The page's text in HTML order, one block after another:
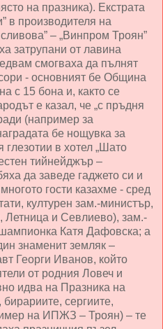
на празника). Екстрата
в производителя на
– „Винпром Троян”
затрупани от лавина
смогваха да пълнят
- основният бе Община
с 15 бона и, както се
е казал, че „с пръдня
(например за
бе нощувка за
в хотел „Шато
тийнейджър –
да заведе гаджето си и
гости казахме - сред
културен зам.-министър,
Летница и Севлиево), зам.-
Катя Дафовска; а
знаменит земляк –
Георги Иванов, който
от родния Ловеч и
идва на Празника на
сергиите,
на ИПЖЗ – Троян) – те